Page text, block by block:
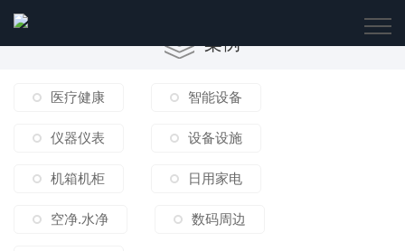
案例
医疗健康 智能设备
仪器仪表 设备设施
机箱机柜 日用家电
空净.水净 数码周边